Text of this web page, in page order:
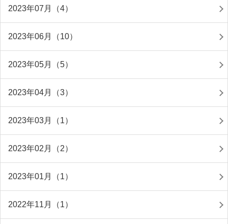
2023年07月（4）
2023年06月（10）
2023年05月（5）
2023年04月（3）
2023年03月（1）
2023年02月（2）
2023年01月（1）
2022年11月（1）